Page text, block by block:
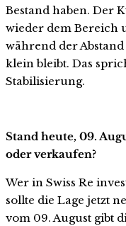
Bestand haben. Der
wieder dem Bereich
während der
klein bleibt. Das
Stabilisierung.
Stand heute, 09.
oder verkaufen?
Wer in Swiss Re
sollte die Lage jetzt
vom 09. August gibt